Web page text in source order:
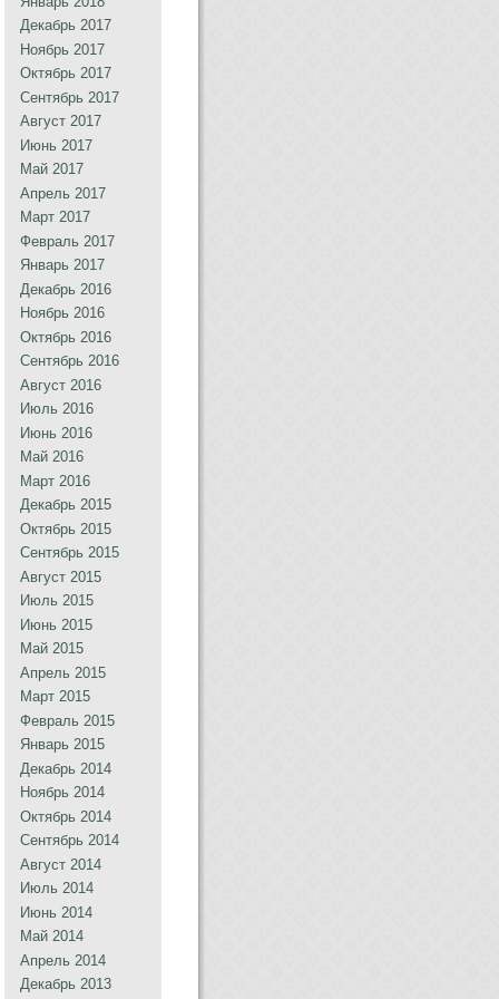
Декабрь 2017
Ноябрь 2017
Октябрь 2017
Сентябрь 2017
Август 2017
Июнь 2017
Май 2017
Апрель 2017
Март 2017
Февраль 2017
Январь 2017
Декабрь 2016
Ноябрь 2016
Октябрь 2016
Сентябрь 2016
Август 2016
Июль 2016
Июнь 2016
Май 2016
Март 2016
Декабрь 2015
Октябрь 2015
Сентябрь 2015
Август 2015
Июль 2015
Июнь 2015
Май 2015
Апрель 2015
Март 2015
Февраль 2015
Январь 2015
Декабрь 2014
Ноябрь 2014
Октябрь 2014
Сентябрь 2014
Август 2014
Июль 2014
Июнь 2014
Май 2014
Апрель 2014
Декабрь 2013